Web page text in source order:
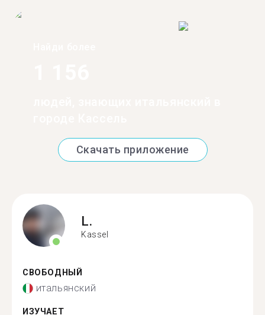
Скачать приложение
L.
Kassel
СВОБОДНЫЙ
итальянский
ИЗУЧАЕТ